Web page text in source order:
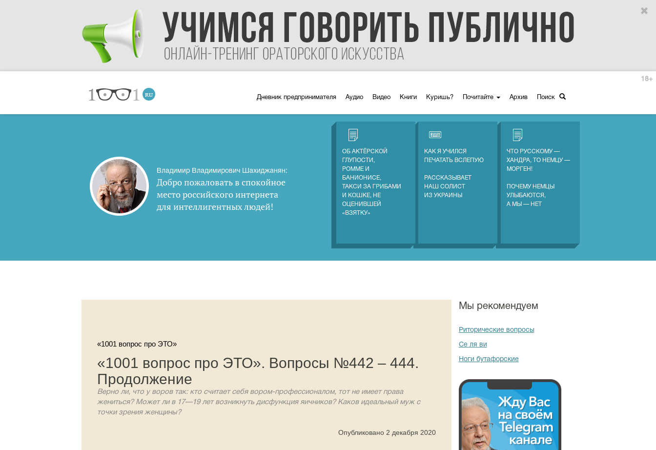
Дневник предпринимателя Аудио Видео Книги Куришь? Почитайте Архив Поиск
18+
Владимир Владимирович Шахиджанян:
Добро пожаловать в спокойное
место российского интернета
для интеллигентных людей!
ОБ АКТЁРСКОЙ
ГЛУПОСТИ,
РОММЕ И
БАНИОНИСЕ,
ТАКСИ ЗА ГРИБАМИ
И КОШКЕ, НЕ
ОЦЕНИВШЕЙ
«ВЗЯТКУ»
КАК Я УЧИЛСЯ
ПЕЧАТАТЬ ВСЛЕПУЮ
РАССКАЗЫВАЕТ
НАШ СОЛИСТ
ИЗ УКРАИНЫ
ЧТО РУССКОМУ —
ХАНДРА, ТО НЕМЦУ —
МОРГЕН!
ПОЧЕМУ НЕМЦЫ
УЛЫБАЮТСЯ,
А МЫ — НЕТ
«1001 вопрос про ЭТО»
«1001 вопрос про ЭТО». Вопросы №442 – 444.
Продолжение
Верно ли, что у воров так: кто считает себя вором-профессионалом, тот не имеет права
жениться? Может ли в 17—19 лет возникнуть дисфункция яичников? Каков идеальный муж с
точки зрения женщины?
Опубликовано 2 декабря 2020
Мы рекомендуем
Риторические вопросы
Се ля ви
Ноги бутафорские